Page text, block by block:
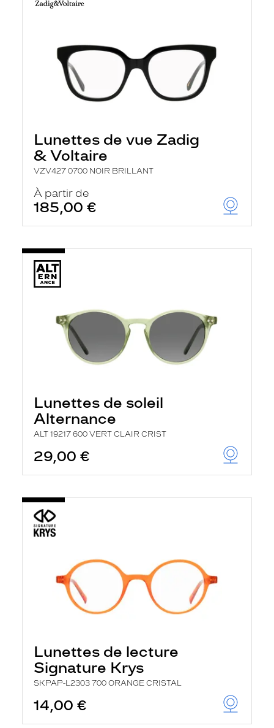
Lunettes de vue Zadig
& Voltaire
VZV427 0700 NOIR BRILLANT
À partir de
185,00 €
Lunettes de soleil
Alternance
ALT 19217 600 VERT CLAIR CRIST
29,00 €
Lunettes de lecture
Signature Krys
SKPAP-L2303 700 ORANGE CRISTAL
14,00 €